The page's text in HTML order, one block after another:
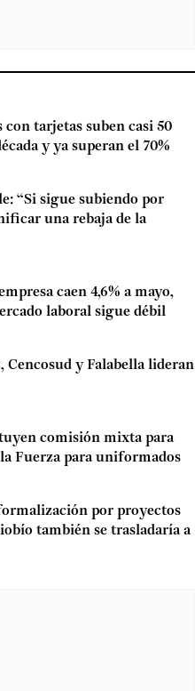
con tarjetas suben casi 50
y ya superan el 70%
“Si sigue subiendo por
una rebaja de la
caen 4,6% a mayo,
laboral sigue débil
y Falabella lideran
comisión mixta para
Fuerza para uniformados
por proyectos
también se trasladaría a